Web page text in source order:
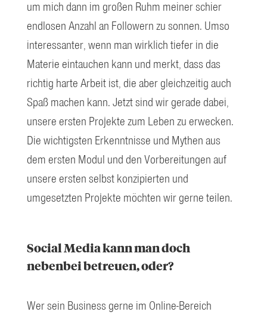
um mich dann im großen Ruhm meiner schier
endlosen Anzahl an Followern zu sonnen. Umso
interessanter, wenn man wirklich tiefer in die
Materie eintauchen kann und merkt, dass das
richtig harte Arbeit ist, die aber gleichzeitig auch
Spaß machen kann. Jetzt sind wir gerade dabei,
unsere ersten Projekte zum Leben zu erwecken.
Die wichtigsten Erkenntnisse und Mythen aus
dem ersten Modul und den Vorbereitungen auf
unsere ersten selbst konzipierten und
umgesetzten Projekte möchten wir gerne teilen.
Social Media kann man doch
nebenbei betreuen, oder?
Wer sein Business gerne im Online-Bereich